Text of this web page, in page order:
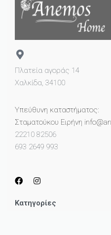
Πλατεία αγοράς 14
Χαλκίδα, 34100
Υπεύθυνη καταστήματος:
Σταματούκου Ειρήνη
22210 82506
693 2649 993
Κατηγορίες